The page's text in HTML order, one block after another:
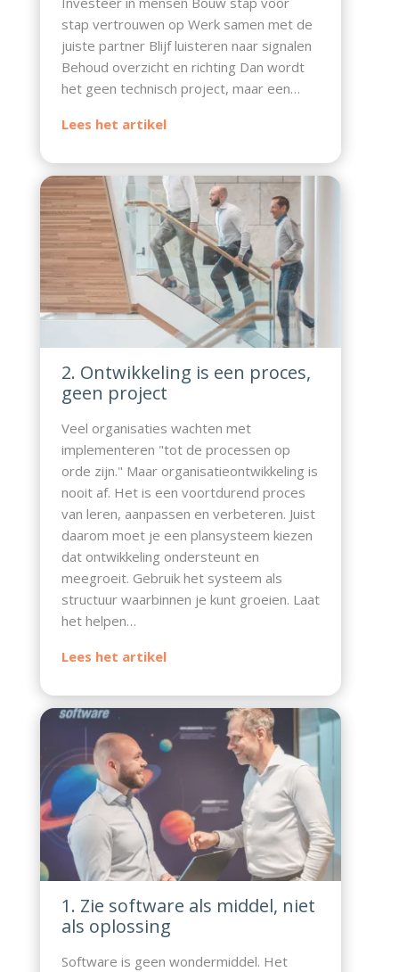
stap vertrouwen op Werk samen met de
juiste partner Blijf luisteren naar signalen
Behoud overzicht en richting Dan wordt
het geen technisch project, maar een…
2. Ontwikkeling is een proces,
geen project
Veel organisaties wachten met
implementeren "tot de processen op
orde zijn." Maar organisatieontwikkeling is
nooit af. Het is een voortdurend proces
van leren, aanpassen en verbeteren. Juist
daarom moet je een plansysteem kiezen
dat ontwikkeling ondersteunt en
meegroeit. Gebruik het systeem als
structuur waarbinnen je kunt groeien. Laat
het helpen…
1. Zie software als middel, niet
als oplossing
Software is geen wondermiddel. Het